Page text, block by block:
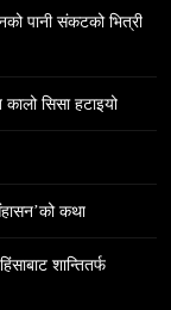
एक नयाँ
B-स्कूलहरूले
पानी संकटको भित्री
सिसा हटाइयो
कथा
शान्तितर्फ